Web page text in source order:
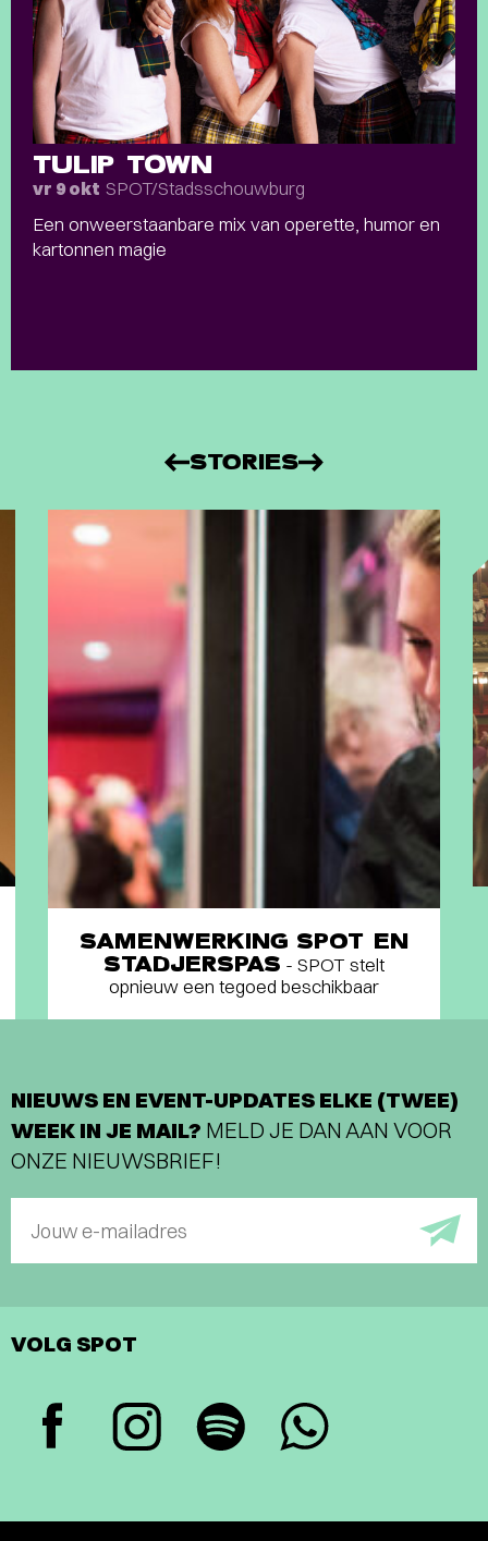
TULIP TOWN
vr 9 okt SPOT/Stadsschouwburg
Een onweerstaanbare mix van operette, humor en
kartonnen magie
STORIES
SAMENWERKING SPOT EN
STADJERSPAS - SPOT stelt
opnieuw een tegoed beschikbaar
NIEUWS EN EVENT-UPDATES ELKE (TWEE)
WEEK IN JE MAIL? MELD JE DAN AAN VOOR
ONZE NIEUWSBRIEF!
Jouw e-mailadres
VOLG SPOT